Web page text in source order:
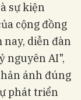
sự kiện
cộng đồng
nay, diễn đàn
nguyên AI",
ánh đúng
phát triển